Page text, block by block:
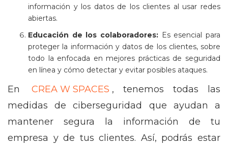
información y los datos de los clientes al usar redes
abiertas.
Educación de los colaboradores: Es esencial para
proteger la información y datos de los clientes, sobre
todo la enfocada en mejores prácticas de seguridad
en línea y cómo detectar y evitar posibles ataques.
En CREA W SPACES , tenemos todas las
medidas de ciberseguridad que ayudan a
mantener segura la información de tu
empresa y de tus clientes. Así, podrás estar